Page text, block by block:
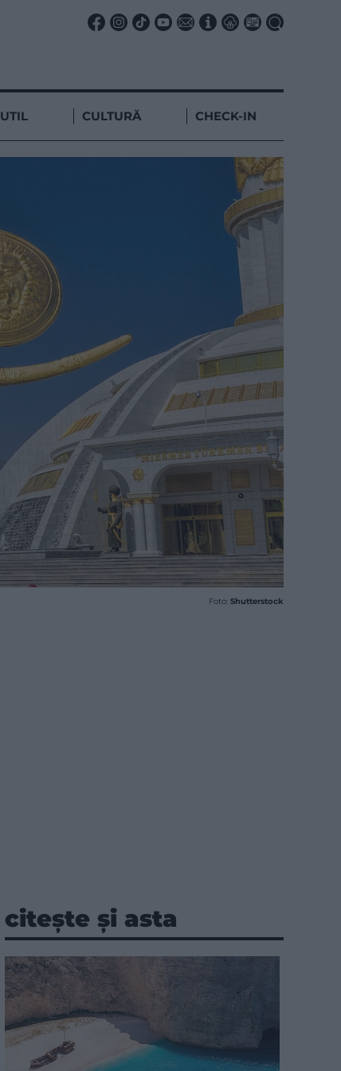
UTIL CULTURĂ CHECK-IN
Foto: Shutterstock
citește și asta